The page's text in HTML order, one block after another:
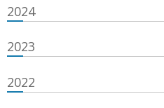
2024
2023
2022